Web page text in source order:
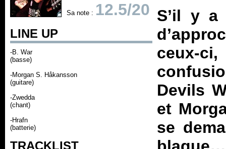
Sa note : 12.5/20
LINE UP
-B. War
(basse)
-Morgan S. Håkansson
(guitare)
-Zwedda
(chant)
-Hrafn
(batterie)
TRACKLIST
S’il y
ceux-
Devils
et
se